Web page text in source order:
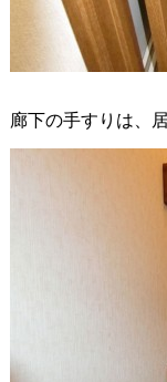
▲介護保険
廊下の手すりは、